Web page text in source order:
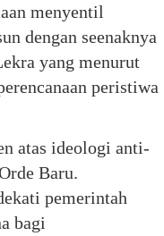
menyentil
dengan seenaknya
yang menurut
peristiwa
atas ideologi anti-
Baru.
pemerintah
bagi